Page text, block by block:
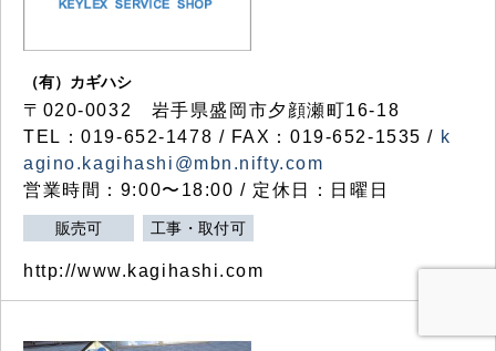
（有）カギハシ
〒020-0032 岩手県盛岡市夕顔瀬町16-18
TEL：019-652-1478 / FAX：019-652-1535 / k
agino.kagihashi@mbn.nifty.com
営業時間：9:00〜18:00 / 定休日：日曜日
販売可 工事・取付可
http://www.kagihashi.com